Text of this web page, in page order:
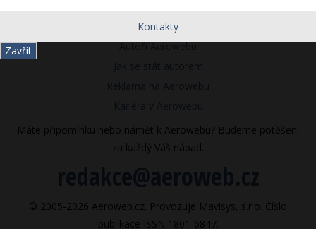
Zavřít
Kontakty
Autoři Aerowebu
Máte připomínku nebo námět k Aerowebu? Budeme potěšeni
za každý Váš nápad.
© 2005-2026 Aeroweb.cz. Provozuje Mavisys, s.r.o. Číslo
publikace ISSN 1801-6847.